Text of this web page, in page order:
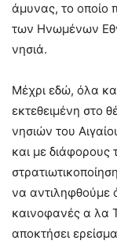
άμυνας, το οποίο
των Ηνωμένων
νησιά.
Μέχρι εδώ, όλα
εκτεθειμένη στο
νησιών του
και με διάφορους
να αντιληφθούμε
καινοφανές α λα
αποκτήσει